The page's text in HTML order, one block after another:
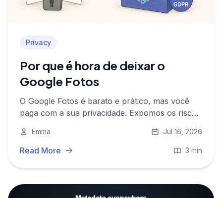
Privacy
Por que é hora de deixar o
Google Fotos
O Google Fotos é barato e prático, mas você
paga com a sua privacidade. Expomos os riscos
vale a pena.
Emma Jul 16, 2026
Read More 3 min